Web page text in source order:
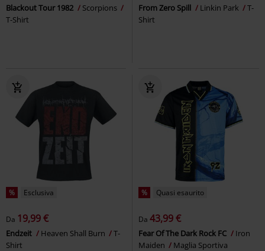
Blackout Tour 1982
Scorpions
T-Shirt
From Zero Spill Linkin Park
T-
Shirt
% Esclusiva
Da 19,99 €
Endzeit Heaven Shall Burn
T-
Shirt
% Quasi esaurito
Da 43,99 €
Fear Of The Dark Rock FC
Iron
Maiden
Maglia Sportiva